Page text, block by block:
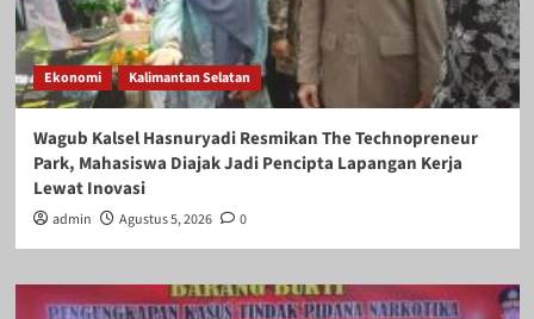
Ekonomi Kalimantan Selatan
Wagub Kalsel Hasnuryadi Resmikan The Technopreneur
Park, Mahasiswa Diajak Jadi Pencipta Lapangan Kerja
Lewat Inovasi
admin Agustus 5, 2026 0